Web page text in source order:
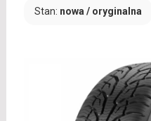
Stan: nowa / oryginalna